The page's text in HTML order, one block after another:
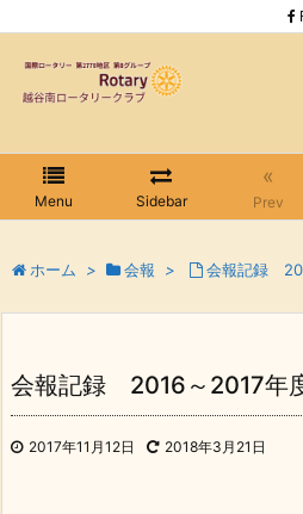
Menu Sidebar
«
Prev
ホーム > 会報 > 会報記録
会報記録 2016～2017年
2017年11月12日 2018年3月21日